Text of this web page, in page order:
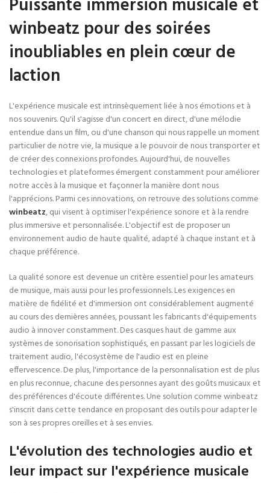
Puissante immersion musicale et
winbeatz pour des soirées
inoubliables en plein cœur de
laction
L'expérience musicale est intrinsèquement liée à nos émotions et à
nos souvenirs. Qu'il s'agisse d'un concert en direct, d'une mélodie
entendue dans un film, ou d'une chanson qui nous rappelle un moment
particulier de notre vie, la musique a le pouvoir de nous transporter et
de créer des connexions profondes. Aujourd'hui, de nouvelles
technologies et plateformes émergent constamment pour améliorer
notre accès à la musique et façonner la manière dont nous
l'apprécions. Parmi ces innovations, on retrouve des solutions comme
winbeatz, qui visent à optimiser l'expérience sonore et à la rendre
plus immersive et personnalisée. L'objectif est de proposer un
environnement audio de haute qualité, adapté à chaque instant et à
chaque préférence.
La qualité sonore est devenue un critère essentiel pour les amateurs
de musique, mais aussi pour les professionnels. Les exigences en
matière de fidélité et d'immersion ont considérablement augmenté
au cours des dernières années, poussant les fabricants d'équipements
audio à innover constamment. Des casques haut de gamme aux
systèmes de sonorisation sophistiqués, en passant par les logiciels de
traitement audio, l'écosystème de l'audio est en pleine
effervescence. De plus, l'importance de la personnalisation est de plus
en plus reconnue, chacune des personnes ayant des goûts musicaux et
des préférences d'écoute différentes. Une solution comme winbeatz
s'inscrit dans cette tendance en proposant des outils pour adapter le
son à ses propres oreilles et à ses envies.
L'évolution des technologies audio et
leur impact sur l'expérience musicale